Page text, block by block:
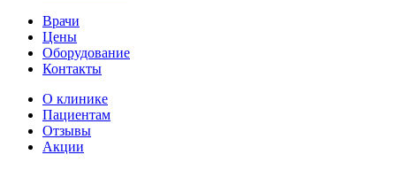
Врачи
Цены
Оборудование
Контакты
О клинике
Пациентам
Отзывы
Акции